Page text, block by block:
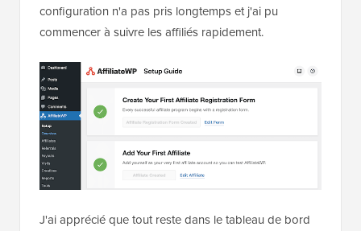
configuration n'a pas pris longtemps et j'ai pu
commencer à suivre les affiliés rapidement.
J'ai apprécié que tout reste dans le tableau de bord